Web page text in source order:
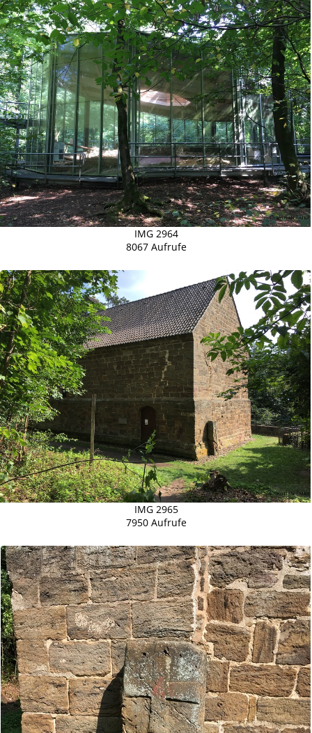
IMG 2964
8067 Aufrufe
IMG 2965
7950 Aufrufe